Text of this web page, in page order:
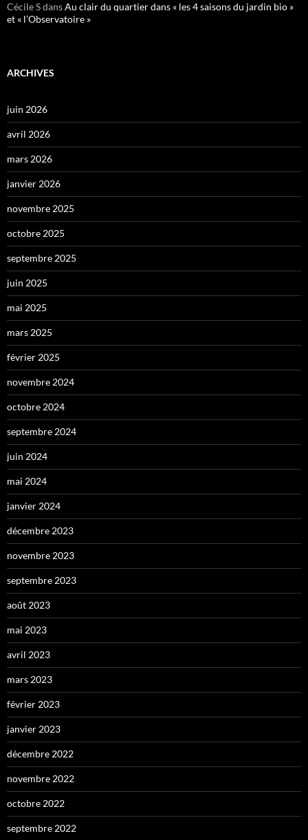
Cécile SdansAu clair du quartier dans « les 4 saisons du jardin bio »
et « l’Observatoire »
ARCHIVES
juin 2026
avril 2026
mars 2026
janvier 2026
novembre 2025
octobre 2025
septembre 2025
juin 2025
mai 2025
mars 2025
février 2025
novembre 2024
octobre 2024
septembre 2024
juin 2024
mai 2024
janvier 2024
décembre 2023
novembre 2023
septembre 2023
août 2023
mai 2023
avril 2023
mars 2023
février 2023
janvier 2023
décembre 2022
novembre 2022
octobre 2022
septembre 2022